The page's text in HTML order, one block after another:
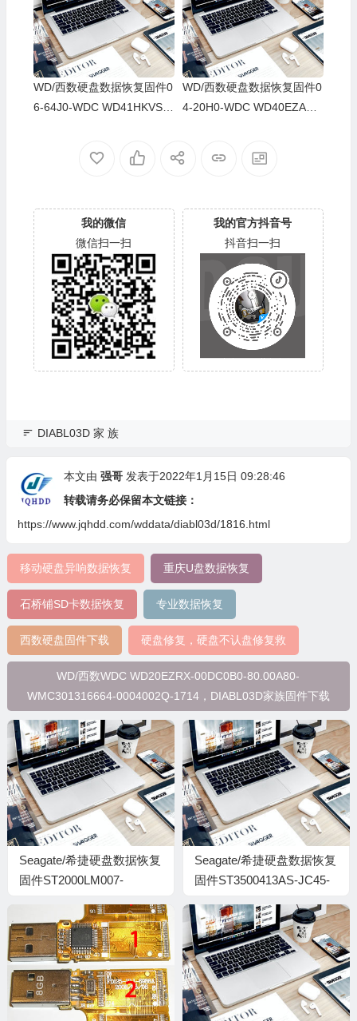
00
00
WD/西数硬盘数据恢复固件0
6-64J0-WDC WD41HKVS-7
WD/西数硬盘数据恢复固件0
4-20H0-WDC WD40EZAZ-0
700
我的微信
微信扫一扫
我的官方抖音号
抖音扫一扫
DIABL03D 家 族
本文由 强哥 发表于2022年1月15日 09:28:46
转载请务必保留本文链接：
https://www.jqhdd.com/wddata/diabl03d/1816.html
移动硬盘异响数据恢复 重庆U盘数据恢复
石桥铺SD卡数据恢复 专业数据恢复
西数硬盘固件下载 硬盘修复，硬盘不认盘修复救
WD/西数WDC WD20EZRX-00DC0B0-80.00A80-
WMC301316664-0004002Q-1714，DIABL03D家族固件下载
Seagate/希捷硬盘数据恢复
固件ST2000LM007-
WDZJ39DM-PC3000全套
Seagate/希捷硬盘数据恢复
固件ST3500413AS-JC45-